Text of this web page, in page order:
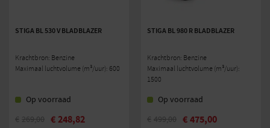
STIGA BL 530 V BLADBLAZER
Krachtbron: Benzine
Maximaal luchtvolume (m³/uur): 600
Op voorraad
€ 269,00 €248,82
STIGA BL 980 R BLADBLAZER
Krachtbron: Benzine
Maximaal luchtvolume (m³/uur):
1500
Op voorraad
€ 499,00 €475,00